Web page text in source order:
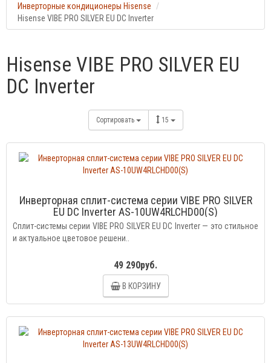
Инверторные кондиционеры Hisense
Hisense VIBE PRO SILVER EU DC Inverter
Hisense VIBE PRO SILVER EU
DC Inverter
Сортировать 15
Инверторная сплит-система серии VIBE PRO SILVER
EU DC Inverter AS-10UW4RLCHD00(S)
Сплит-системы серии VIBE PRO SILVER EU DC Inverter — это cтильное
и актуальное цветовое решени..
49 290руб.
В КОРЗИНУ